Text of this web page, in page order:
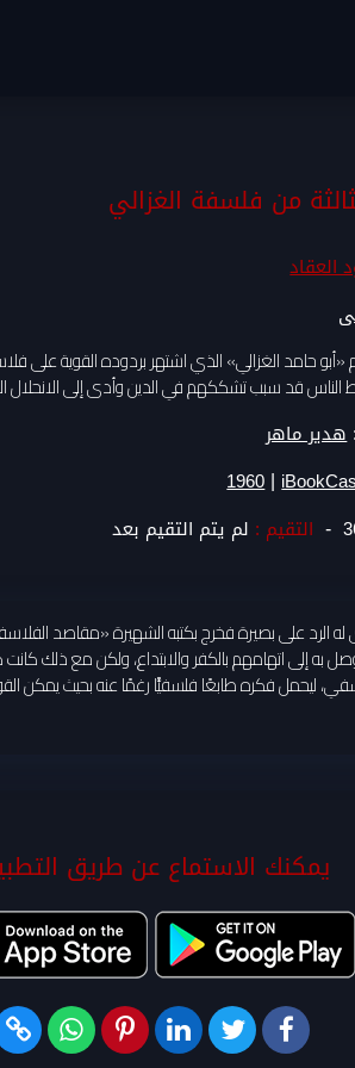
من فلسفة الغزالي
العقاد
«أبو حامد الغزالي» الذي اشتهر بردوده القوية على
قد سبب تشككهم في الدين وأدى إلى الانحلال
هدير ماهر
|
1960
- التقيم : لم يتم التقيم بعد
الرد على بصيرة فخرج بكتبه الشهيرة «مقاصد
اتهامهم بالكفر والابتداع، ولكن مع ذلك كانت
ليحمل فكره طابعًا فلسفيًّا رغمًا عنه بحيث
يمكنك الاستماع عن طريق